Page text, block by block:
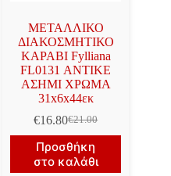
ΜΕΤΑΛΛΙΚΟ
ΔΙΑΚΟΣΜΗΤΙΚΟ
ΚΑΡΑΒΙ Fylliana
FL0131 ΑΝΤΙΚΕ
ΑΣΗΜΙ ΧΡΩΜΑ
31x6x44εκ
€21.00
Original
price
was:
€21.00.
€16.80Η
τρέχουσα
τιμή
είναι:
Προσθήκη
στο καλάθι